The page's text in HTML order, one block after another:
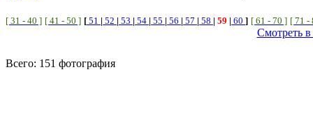
[ 31 - 40 ] [ 41 - 50 ] [ 51 | 52 | 53 | 54 | 55 | 56 | 57 | 58 | 59 | 60 ] [ 61 - 70 ] [ 71 -
Смотреть
Всего: 151 фотография